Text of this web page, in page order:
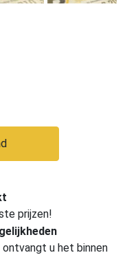
prijzen!
u het binnen